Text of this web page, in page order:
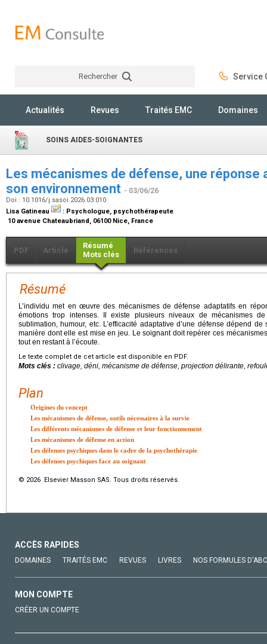
Rechercher Service
Actualités Revues Traités EMC Domaines
SOINS AIDES-SOIGNANTES
Les mécanismes de défense, une réponse
son environnement - 03/06/26
Doi : 10.1016/j.sasoi.2026.03.010
Lisa Gatineau
: Psychologue, psychothérapeute
10 avenue Chateaubriand, 06100 Nice, France
PDF Article
Résumé
Mots clés
Références
Résumé
L’individu met en œuvre des mécanismes de défense adaptatifs en
émotions trop intenses. Il existe plusieurs niveaux de mécanismes
sublimation, humour, etc. L’efficacité adaptative d’une défense dépend
manière dont elle est mise en jeu. Le soignant doit repérer ces
tout en restant à l’écoute.
Le texte complet de cet article est disponible en PDF.
Mots clés : clivage, déni, mécanisme de défense, projection délirante,
Plan
Origines du concept
Les mécanismes de défense, outils nécessaires à la survie
Les différents mécanismes de défense et leur fonctionnement
Les mécanismes de défense en action
Les défenses psychiques dans le cadre de la psychothérapie
Les défenses psychiques face au soignant
© 2026 Elsevier Masson SAS. Tous droits réservés.
ACCÈS RAPIDES
DOMAINES TRAITÉS EMC REVUES LIVRES NOS FORMULES
MON COMPTE
CRÉER UN COMPTE